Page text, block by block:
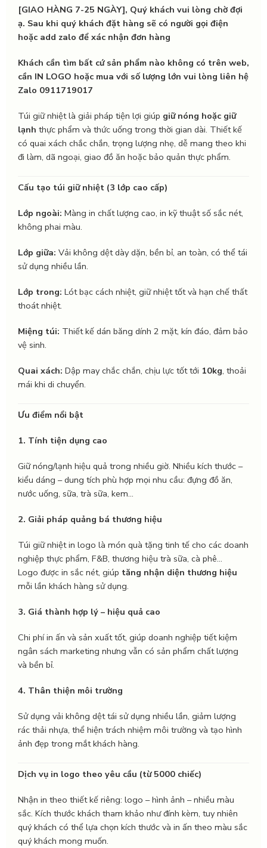
[GIAO HÀNG 7-25 NGÀY], Quý khách vui lòng chờ đợi
ạ. Sau khi quý khách đặt hàng sẽ có người gọi điện
hoặc add zalo để xác nhận đơn hàng
Khách cần tìm bất cứ sản phẩm nào không có trên web,
cần IN LOGO hoặc mua với số lượng lớn vui lòng liên hệ
Zalo 0911719017
Túi giữ nhiệt là giải pháp tiện lợi giúp giữ nóng hoặc giữ
lạnh thực phẩm và thức uống trong thời gian dài. Thiết kế
có quai xách chắc chắn, trọng lượng nhẹ, dễ mang theo khi
đi làm, dã ngoại, giao đồ ăn hoặc bảo quản thực phẩm.
Cấu tạo túi giữ nhiệt (3 lớp cao cấp)
Lớp ngoài: Màng in chất lượng cao, in kỹ thuật số sắc nét,
không phai màu.
Lớp giữa: Vải không dệt dày dặn, bền bỉ, an toàn, có thể tái
sử dụng nhiều lần.
Lớp trong: Lót bạc cách nhiệt, giữ nhiệt tốt và hạn chế thất
thoát nhiệt.
Miệng túi: Thiết kế dán băng dính 2 mặt, kín đáo, đảm bảo
vệ sinh.
Quai xách: Dập may chắc chắn, chịu lực tốt tới 10kg, thoải
mái khi di chuyển.
Ưu điểm nổi bật
1. Tính tiện dụng cao
Giữ nóng/lạnh hiệu quả trong nhiều giờ. Nhiều kích thước –
kiểu dáng – dung tích phù hợp mọi nhu cầu: đựng đồ ăn,
nước uống, sữa, trà sữa, kem…
2. Giải pháp quảng bá thương hiệu
Túi giữ nhiệt in logo là món quà tặng tinh tế cho các doanh
nghiệp thực phẩm, F&B, thương hiệu trà sữa, cà phê…
Logo được in sắc nét, giúp tăng nhận diện thương hiệu
mỗi lần khách hàng sử dụng.
3. Giá thành hợp lý – hiệu quả cao
Chi phí in ấn và sản xuất tốt, giúp doanh nghiệp tiết kiệm
ngân sách marketing nhưng vẫn có sản phẩm chất lượng
và bền bỉ.
4. Thân thiện môi trường
Sử dụng vải không dệt tái sử dụng nhiều lần, giảm lượng
rác thải nhựa, thể hiện trách nhiệm môi trường và tạo hình
ảnh đẹp trong mắt khách hàng.
Dịch vụ in logo theo yêu cầu (từ 5000 chiếc)
Nhận in theo thiết kế riêng: logo – hình ảnh – nhiều màu
sắc. Kích thước khách tham khảo như đính kèm, tuy nhiên
quý khách có thể lựa chọn kích thước và in ấn theo màu sắc
quý khách mong muốn.